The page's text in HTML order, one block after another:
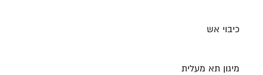
כיבוי אש
מיגון תא מעלית